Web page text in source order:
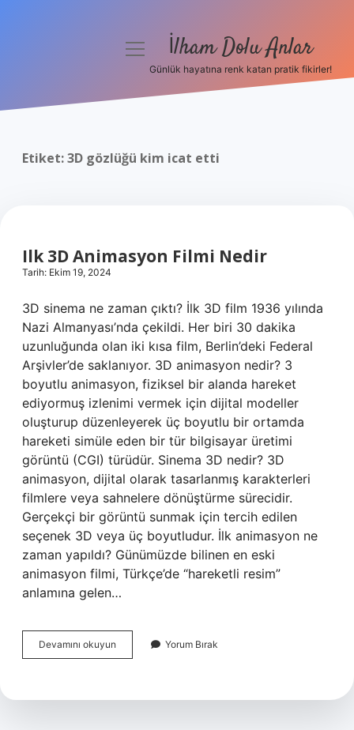
Yasal Uyarı
menüyü İlham Dolu Anlar
Günlük hayatına renk katan pratik fikirler!
Etiket:3D gözlüğü kim icat etti
Ilk 3D Animasyon Filmi Nedir
Tarih: Ekim 19, 2024
3D sinema ne zaman çıktı? İlk 3D film 1936 yılında
Nazi Almanyası’nda çekildi. Her biri 30 dakika
uzunluğunda olan iki kısa film, Berlin’deki Federal
Arşivler’de saklanıyor. 3D animasyon nedir? 3
boyutlu animasyon, fiziksel bir alanda hareket
ediyormuş izlenimi vermek için dijital modeller
oluşturup düzenleyerek üç boyutlu bir ortamda
hareketi simüle eden bir tür bilgisayar üretimi
görüntü (CGI) türüdür. Sinema 3D nedir? 3D
animasyon, dijital olarak tasarlanmış karakterleri
filmlere veya sahnelere dönüştürme sürecidir.
Gerçekçi bir görüntü sunmak için tercih edilen
seçenek 3D veya üç boyutludur. İlk animasyon ne
zaman yapıldı? Günümüzde bilinen en eski
animasyon filmi, Türkçe’de “hareketli resim”
anlamına gelen…
Devamını okuyun
3D
Nedir
Yorum Bırak